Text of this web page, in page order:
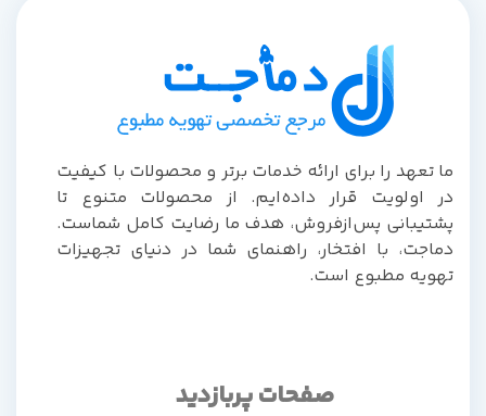
ما تعهد را برای ارائه خدمات برتر و محصولات با کیفیت
در اولویت قرار داده‌ایم. از محصولات متنوع تا
پشتیبانی پس‌از‌فروش، هدف ما رضایت کامل شماست.
دماجت، با افتخار، راهنمای شما در دنیای تجهیزات
تهویه مطبوع است.
صفحات پربازدید